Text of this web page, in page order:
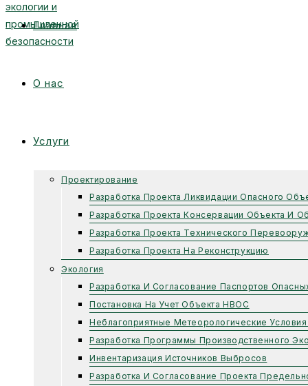
Главная
О нас
Услуги
Проектирование
Разработка Проекта Ликвидации Опасного
Разработка Проекта Консервации Объекта И
Разработка Проекта Технического
Разработка Проекта На Реконструкцию
Экология
Разработка И Согласование Паспортов
Постановка На Учет Объекта НВОС
Неблагоприятные Метеорологические
Разработка Программы Производственного
Инвентаризация Источников Выбросов
Разработка И Согласование Проекта